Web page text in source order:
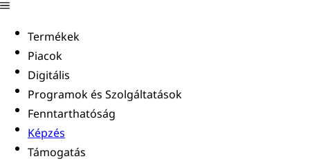
Termékek
Piacok
Digitális
Programok és Szolgáltatások
Fenntarthatóság
Képzés
Támogatás